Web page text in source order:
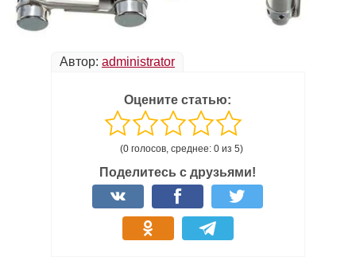
Автор: administrator
Оцените статью:
(0 голосов, среднее: 0 из 5)
Поделитесь с друзьями!